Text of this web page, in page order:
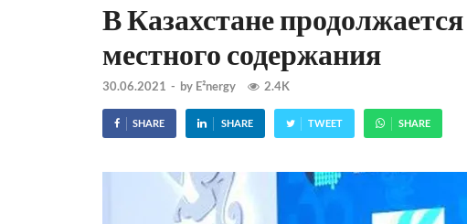
В Казахстане
местного содержания
30.06.2021 - by E²nergy 2.4K
SHARE SHARE TWEET SHARE